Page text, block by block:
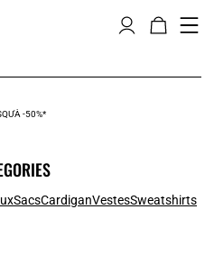
-50%*
SacsCardiganVestesSweatshirts